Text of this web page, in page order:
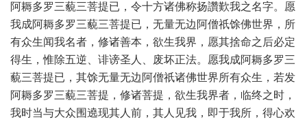
阿耨多罗三藐三菩提已，令十方诸佛称扬讚歎我之名字。愿
我成阿耨多罗三藐三菩提已，无量无边阿僧祇馀佛世界，所
有众生闻我名者，修诸善本，欲生我界，愿其捨命之后必定
得生，惟除五逆、诽谤圣人、废坏正法。愿我成阿耨多罗三
藐三菩提已，其馀无量无边阿僧祇诸佛世界所有众生，若发
阿耨多罗三藐三菩提，修诸菩提，欲生我界者，临终之时，
我时当与大众围遶现其人前，其人见我，即于我所，得心欢